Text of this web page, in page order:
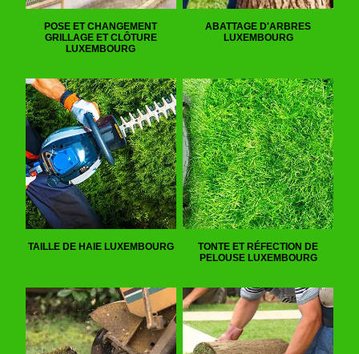
POSE ET CHANGEMENT
GRILLAGE ET CLÔTURE
LUXEMBOURG
ABATTAGE D'ARBRES
LUXEMBOURG
TAILLE DE HAIE LUXEMBOURG
TONTE ET RÉFECTION DE
PELOUSE LUXEMBOURG